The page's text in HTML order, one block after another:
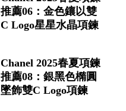
推薦06：金色鑲以雙
C Logo星星水晶項鍊
Chanel 2025春夏項鍊
推薦08：銀黑色橢圓
墜飾雙C Logo項鍊